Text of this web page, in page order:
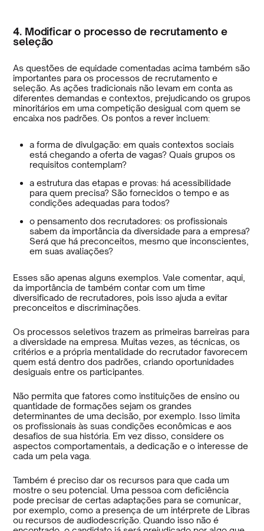
4. Modificar o processo de recrutamento e
seleção
As questões de equidade comentadas acima também são
importantes para os processos de recrutamento e
seleção. As ações tradicionais não levam em conta as
diferentes demandas e contextos, prejudicando os grupos
minoritários em uma competição desigual com quem se
encaixa nos padrões. Os pontos a rever incluem:
a forma de divulgação: em quais contextos sociais
está chegando a oferta de vagas? Quais grupos os
requisitos contemplam?
a estrutura das etapas e provas: há acessibilidade
para quem precisa? São fornecidos o tempo e as
condições adequadas para todos?
o pensamento dos recrutadores: os profissionais
sabem da importância da diversidade para a empresa?
Será que há preconceitos, mesmo que inconscientes,
em suas avaliações?
Esses são apenas alguns exemplos. Vale comentar, aqui,
da importância de também contar com um time
diversificado de recrutadores, pois isso ajuda a evitar
preconceitos e discriminações.
Os processos seletivos trazem as primeiras barreiras para
a diversidade na empresa. Muitas vezes, as técnicas, os
critérios e a própria mentalidade do recrutador favorecem
quem está dentro dos padrões, criando oportunidades
desiguais entre os participantes.
Não permita que fatores como instituições de ensino ou
quantidade de formações sejam os grandes
determinantes de uma decisão, por exemplo. Isso limita
os profissionais às suas condições econômicas e aos
desafios de sua história. Em vez disso, considere os
aspectos comportamentais, a dedicação e o interesse de
cada um pela vaga.
Também é preciso dar os recursos para que cada um
mostre o seu potencial. Uma pessoa com deficiência
pode precisar de certas adaptações para se comunicar,
por exemplo, como a presença de um intérprete de Libras
ou recursos de audiodescrição. Quando isso não é